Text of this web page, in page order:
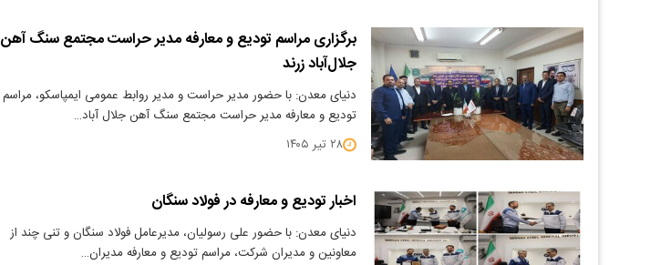
برگزاری مراسم تودیع و معارفه مدیر حراست مجتمع سنگ آهن
جلال‌آباد زرند
دنیای معدن: با حضور مدیر حراست و مدیر روابط عمومی ایمپاسکو، مراسم
تودیع و معارفه مدیر حراست مجتمع سنگ آهن جلال آباد…
۲۸ تیر ۱۴۰۵
اخبار تودیع و معارفه در فولاد سنگان
دنیای معدن: با حضور علی رسولیان، مدیرعامل فولاد سنگان و تنی چند از
معاونین و مدیران شرکت، مراسم تودیع و معارفه مدیران…